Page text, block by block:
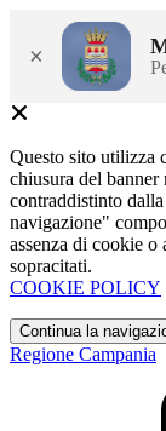
×
Questo sito utilizza
chiusura del banner
contraddistinto
navigazione"
assenza di cookie
sopracitati.
COOKIE POLICY
Continua la
Regione Campania